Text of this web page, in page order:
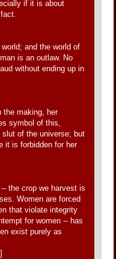
if it is about
and the world of
is an outlaw. No
without ending up in
the making, her
symbol of this,
of the universe; but
it is forbidden for her
the crop we harvest is
Women are forced
that violate integrity
for women -- has
exist purely as